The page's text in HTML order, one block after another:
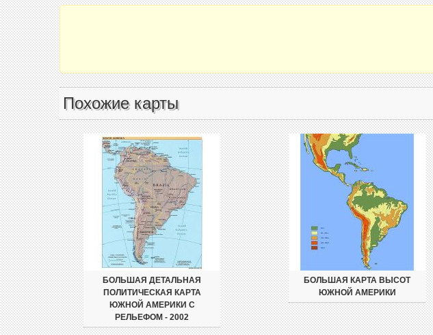
Похожие карты
БОЛЬШАЯ ДЕТАЛЬНАЯ
ПОЛИТИЧЕСКАЯ КАРТА
ЮЖНОЙ АМЕРИКИ С
РЕЛЬЕФОМ - 2002
БОЛЬШАЯ КАРТА ВЫСОТ
ЮЖНОЙ АМЕРИКИ